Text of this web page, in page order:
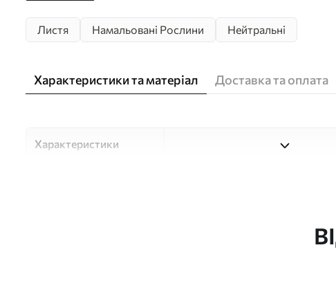
Листя Намальовані Рослини Нейтральні
Характеристики та матеріал Доставка та оплата
Характеристики